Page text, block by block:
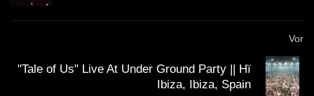
Vor
"Tale of Us" Live At Under Ground Party || Hï
Ibiza, Ibiza, Spain